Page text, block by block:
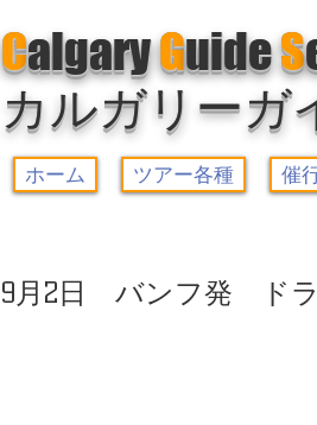
CalgaryGuideS
カルガリーガ
ホーム ツアー各種 催
9月2日 バンフ発 ドラ